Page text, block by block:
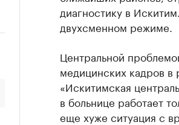
диагностику в
двухсменном режиме.
Центральной
медицинских кадров
«Искитимская
в больнице работает
еще хуже ситуация с